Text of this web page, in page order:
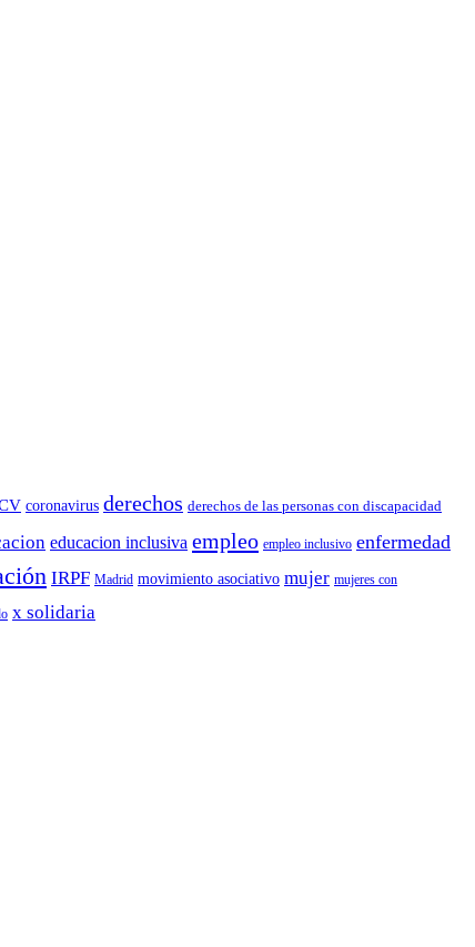
coronavirus derechos derechos de las personas con discapacidad
educacion inclusiva empleo empleo inclusivo enfermedad
IRPF Madrid movimiento asociativo mujer mujeres con
x solidaria